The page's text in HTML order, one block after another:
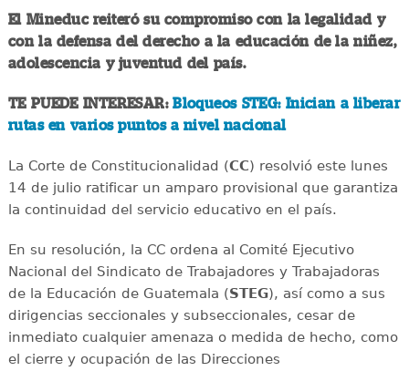
El Mineduc reiteró su compromiso con la legalidad y
con la defensa del derecho a la educación de la niñez,
adolescencia y juventud del país.
TE PUEDE INTERESAR:Bloqueos STEG: Inician a liberar
rutas en varios puntos a nivel nacional
La Corte de Constitucionalidad (CC) resolvió este lunes
14 de julio ratificar un amparo provisional que garantiza
la continuidad del servicio educativo en el país.
En su resolución, la CC ordena al Comité Ejecutivo
Nacional del Sindicato de Trabajadores y Trabajadoras
de la Educación de Guatemala (STEG), así como a sus
dirigencias seccionales y subseccionales, cesar de
inmediato cualquier amenaza o medida de hecho, como
el cierre y ocupación de las Direcciones